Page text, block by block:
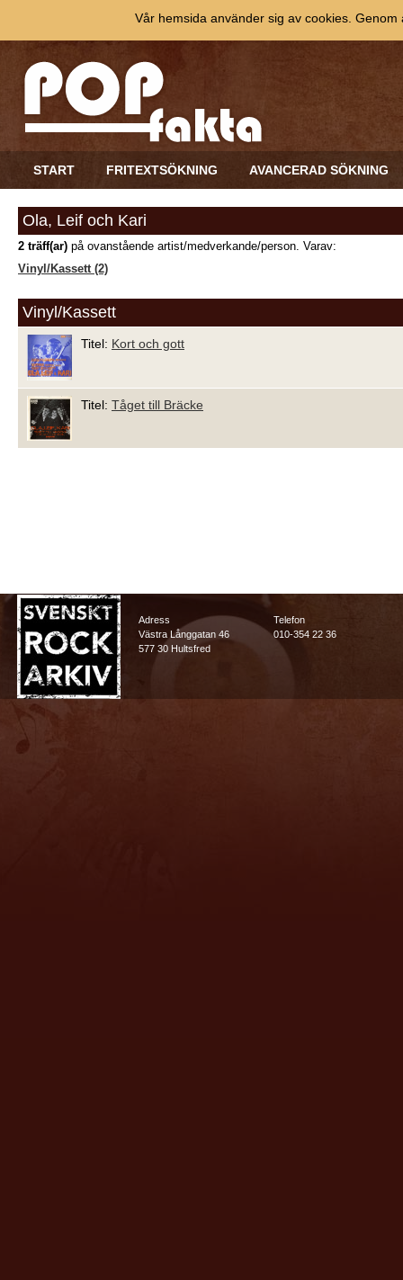
START FRITEXTSÖKNING AVANCERAD SÖKNING
Ola, Leif och Kari
2 träff(ar) på ovanstående artist/medverkande/person. Varav:
Vinyl/Kassett (2)
Vinyl/Kassett
Titel: Kort och gott
Titel: Tåget till Bräcke
Adress
Västra Långgatan 46
577 30 Hultsfred
Telefon
010-354 22 36
Vår hemsida använder sig av cookies.